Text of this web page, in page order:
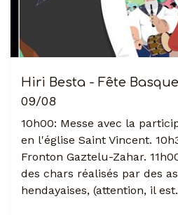
Hiri Besta - Fête Basque
09/08
10h00: Messe avec la
en l'église Saint Vincent.
Fronton Gaztelu-Zahar.
des chars réalisés par des
hendayaises, (attention, il